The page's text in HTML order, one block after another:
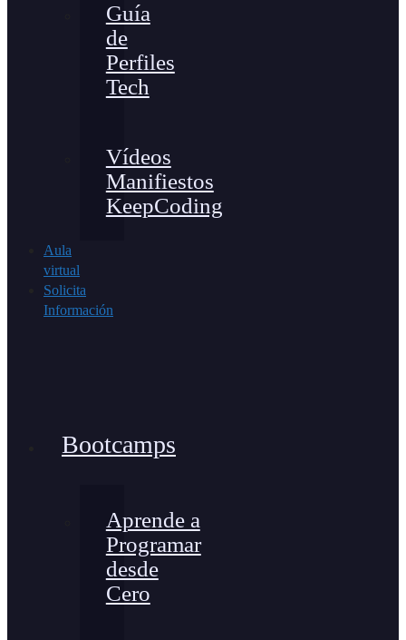
Guía
de
Perfiles
Tech
Vídeos
Manifiestos
KeepCoding
Aula
virtual
Solicita
Información
Bootcamps
Aprende a
Programar
desde
Cero